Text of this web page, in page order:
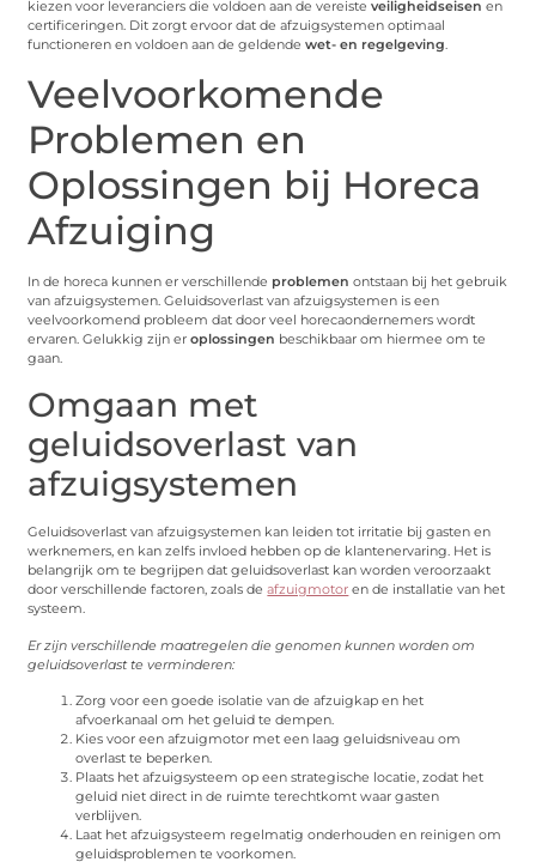
kiezen voor leveranciers die voldoen aan de vereisteveiligheidseisen en
certificeringen. Dit zorgt ervoor dat de afzuigsystemen optimaal
functioneren en voldoen aan de geldendewet- en regelgeving
Veelvoorkomende
Problemen en
Oplossingen bij Horeca
Afzuiging
In de horeca kunnen er verschillende problemen ontstaan bij het gebruik
van afzuigsystemen. Geluidsoverlast van afzuigsystemen is een
veelvoorkomend probleem dat door veel horecaondernemers wordt
ervaren. Gelukkig zijn eroplossingen beschikbaar om hiermee om te
gaan.
Omgaan met
geluidsoverlast van
afzuigsystemen
Geluidsoverlast van afzuigsystemen kan leiden tot irritatie bij gasten en
werknemers, en kan zelfs invloed hebben op de klantenervaring. Het is
belangrijk om te begrijpen dat geluidsoverlast kan worden veroorzaakt
door verschillende factoren, zoals deafzuigmotor en de installatie van het
systeem.
Er zijn verschillende maatregelen die genomen kunnen worden om
geluidsoverlast te verminderen:
Zorg voor een goede isolatie van de afzuigkap en het
afvoerkanaal om het geluid te dempen.
Kies voor een afzuigmotor met een laag geluidsniveau om
overlast te beperken.
Plaats het afzuigsysteem op een strategische locatie, zodat het
geluid niet direct in de ruimte terechtkomt waar gasten
verblijven.
Laat het afzuigsysteem regelmatig onderhouden en reinigen om
geluidsproblemen te voorkomen.